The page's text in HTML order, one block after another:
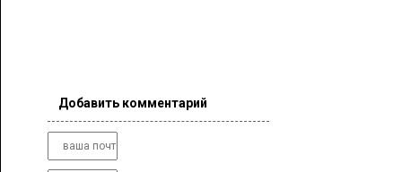
Добавить комментарий